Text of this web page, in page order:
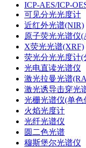
ICP-AES/ICP-
可见分光光度计
近红外光谱(NIR)
原子荧光光谱仪
X荧光光谱(XRF)
荧光分光光度计(
光电直读光谱仪
激光拉曼光谱
激光诱导击穿光
光栅光谱仪(单色
火焰光度计
光纤光谱仪
圆二色光谱
穆斯堡尔光谱仪